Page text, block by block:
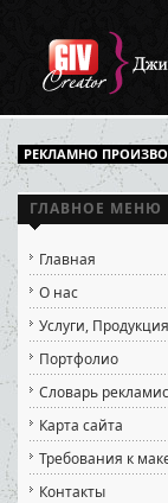
РЕКЛАМНО
ГЛАВНОЕ МЕНЮ
Главная
О нас
Услуги, Продукция
Портфолио
Словарь
Карта сайта
Требования к
Контакты